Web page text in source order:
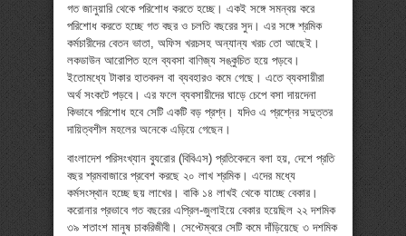
গত জানুয়ারি থেকে পরিশোধ করতে হচ্ছে। একই সঙ্গে সমন্বয় করে
পরিশোধ করতে হচ্ছে গত বছর ও চলতি বছরের সুদ। এর সঙ্গে শ্রমিক
কর্মচারীদের বেতন ভাতা, অফিস খরচসহ অন্যান্য খরচ তো আছেই।
লকডাউন আরোপিত হলে ব্যবসা বাণিজ্য সঙ্কুচিত হয়ে পড়বে।
ইতোমধ্যে টাকার হাতবদল বা ব্যবহারও কমে গেছে। এতে ব্যবসায়ীরা
অর্থ সংকটে পড়বে। এর ফলে ব্যবসায়ীদের ঘাড়ে চেপে বসা দায়দেনা
কিভাবে পরিশোধ হবে সেটি একটি বড় প্রশ্ন। যদিও এ প্রশ্নের সদুত্তর
দায়িত্বশীল মহলের অনেকে এড়িয়ে গেছেন।
বাংলাদেশ পরিসংখ্যান ব্যুরোর (বিবিএস) প্রতিবেদনে বলা হয়, দেশে প্রতি
বছর শ্রমবাজারে প্রবেশ করছে ২০ লাখ শ্রমিক। এদের মধ্যে
কর্মসংস্থান হচ্ছে ছয় লাখের। বাকি ১৪ লাখই থেকে যাচ্ছে বেকার।
করোনার প্রভাবে গত বছরের এপ্রিল-জুলাইয়ে বেকার হয়েছিল ২২ দশমিক
৩৯ শতাংশ মানুষ চাকরিজীবী। সেপ্টেম্বরে সেটি কমে দাঁড়িয়েছে ৩ দশমিক